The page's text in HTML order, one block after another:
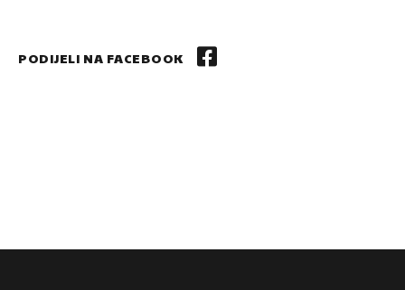
PODIJELI NA FACEBOOK